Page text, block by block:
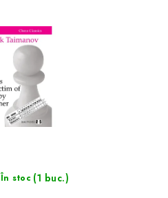
În stoc (1 buc.)